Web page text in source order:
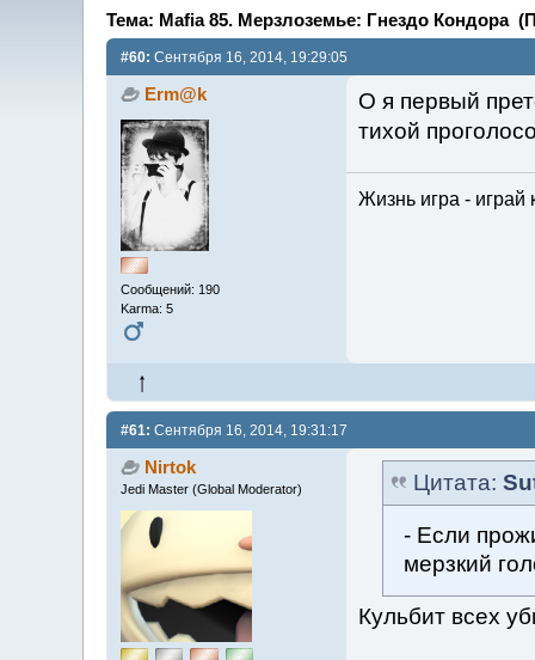
Тема: Mafia 85. Мерзлоземье: Гнездо Кондора
#60: Сентября 16, 2014, 19:29:05
Erm@k
Сообщений: 190
Karma: 5
О я первый
тихой
Жизнь игра - играй
#61: Сентября 16, 2014, 19:31:17
Nirtok
Jedi Master (Global Moderator) Цитата:
- Если
мерзкий
Кульбит всех